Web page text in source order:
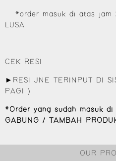
*order masuk di atas jam
LUSA
CEK RESI
►RESI JNE TERINPUT DI
PAGI )
*Order yang sudah masuk di
GABUNG / TAMBAH
OUR